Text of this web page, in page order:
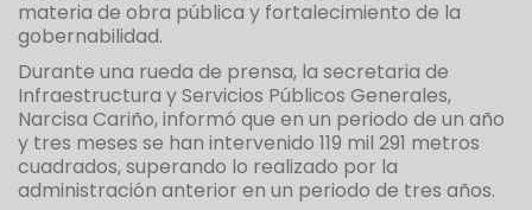
materia de obra pública y fortalecimiento de la
gobernabilidad.
Durante una rueda de prensa, la secretaria de
Infraestructura y Servicios Públicos Generales,
Narcisa Cariño, informó que en un periodo de un año
y tres meses se han intervenido 119 mil 291 metros
cuadrados, superando lo realizado por la
administración anterior en un periodo de tres años.